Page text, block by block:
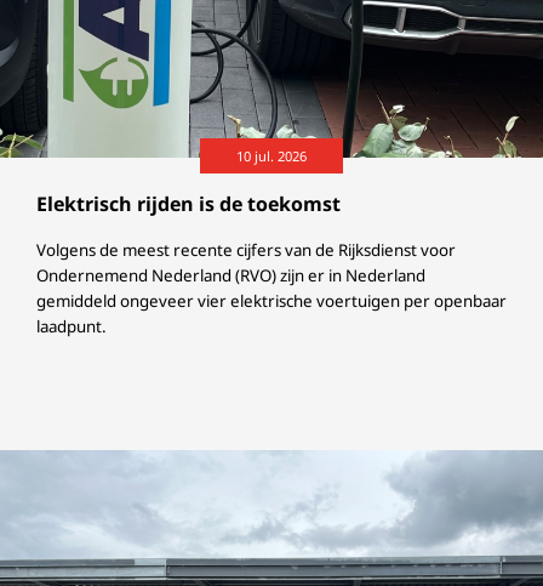
Elektrisch rijden is de toekomst
10 jul. 2026
Volgens de meest recente cijfers van de Rijksdienst voor
Ondernemend Nederland (RVO) zijn er in Nederland
gemiddeld ongeveer vier elektrische voertuigen per openbaar
laadpunt.